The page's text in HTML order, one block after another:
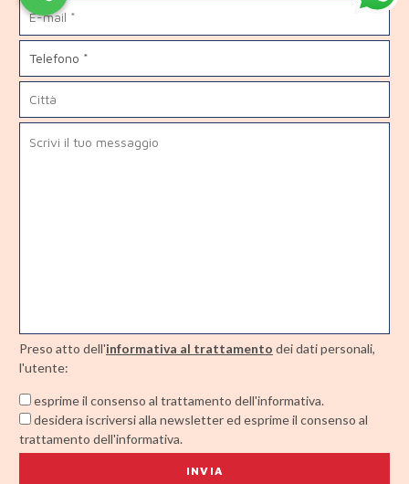
Preso atto dell'informativa al trattamento dei dati personali,
l'utente:
esprime il consenso al trattamento dell'informativa.
desidera iscriversi alla newsletter ed esprime il consenso al
trattamento dell'informativa.